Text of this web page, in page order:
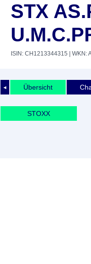
STX
ISIN: CH1213344315 | WKN:
◄ Übersicht
STOXX